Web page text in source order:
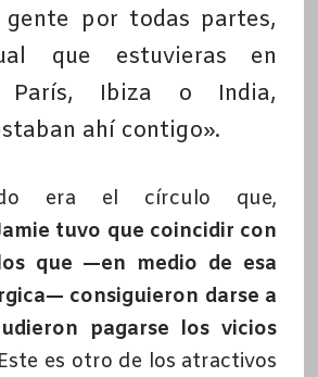
gente por todas partes,
que estuvieras en
París, Ibiza o India,
ahí contigo».
era el círculo que,
tuvo que coincidir con
que —en medio de esa
consiguieron darse a
pagarse los vicios
Este es otro de los atractivos